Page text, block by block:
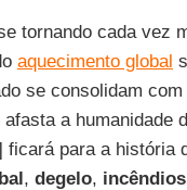
tornando cada vez
aquecimento global
se consolidam
a humanidade
ficará para a história
, degelo, incêndios